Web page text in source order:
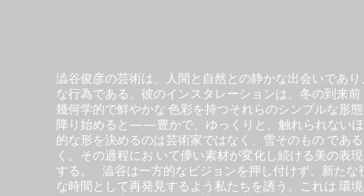
澁谷俊彦の芸術は、⼈間と⾃然との静かな出会いであ
な⾏為である。彼のインスタレーションは、冬の到来
幾何学的で鮮やかな ⾊彩を持つそれらのシンプルな形
降り始めると——豊かで、ゆっくりと、触れられない
的な形を決めるのは芸術家ではなく、雪そのもの であ
く。その過程にお いて儚い素材が変化し続ける美の表
する。 澁谷は⼀⽅的なビジョンを押し付けず、新たな
な時間として再発⾒するよう私たちを誘う。これは 環